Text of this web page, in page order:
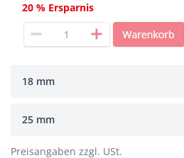
20 % Ersparnis
18 mm
25 mm
Preisangaben zzgl. USt.